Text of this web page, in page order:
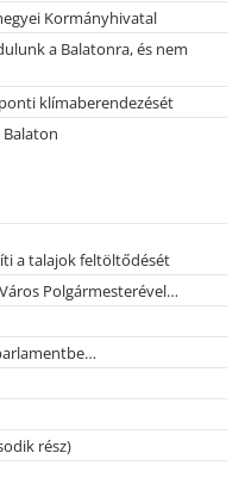
Kormányhivatal
a Balatonra, és nem
klímaberendezését
a talajok feltöltődését
Polgármesterével…
rész)